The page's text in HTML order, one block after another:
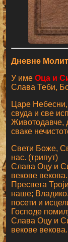
Дневне
У имеОца и
Слава Теби,
Царе
свуда и све
Животодавче,
сваке
Свети Боже,
нас. (трипут)
Слава Оцу и
векове
Пресвета
наше;
посети и
Господе
Слава Оцу и
векове